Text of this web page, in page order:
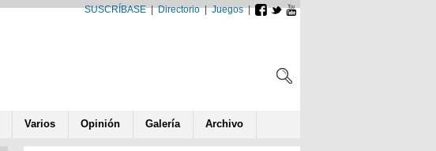
SUSCRÍBASE|Directorio|Juegos|
Varios Opinión Galería Archivo